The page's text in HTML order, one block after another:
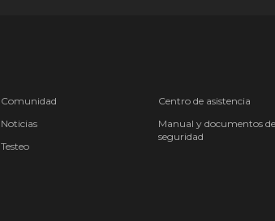
Comunidad
Noticias
Testeo
Centro de asistencia
Manual y documentos de
seguridad